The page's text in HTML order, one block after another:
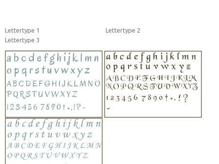
Lettertype 1 Lettertype 2
Lettertype 3